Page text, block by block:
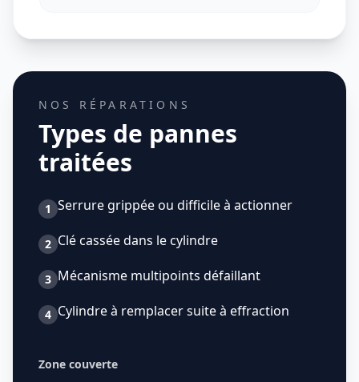
NOS RÉPARATIONS
Types de pannes
traitées
1 Serrure grippée ou difficile à actionner
2 Clé cassée dans le cylindre
3 Mécanisme multipoints défaillant
4 Cylindre à remplacer suite à effraction
Zone couverte